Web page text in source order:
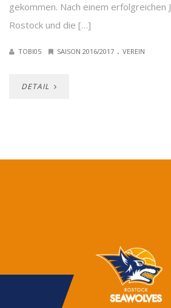
gekommen. Nach einem erfolgreichen
Rostock und die […]
TOBI05 SAISON 2016/2017 . VEREIN
DETAIL